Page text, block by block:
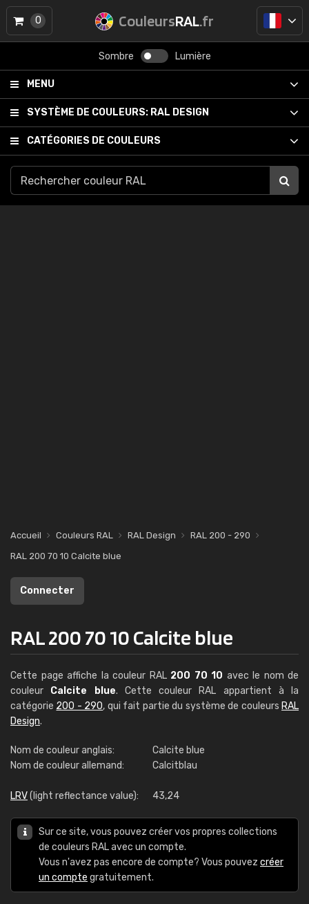
CouleursRAL.fr
Sombre Lumière
MENU
SYSTÈME DE COULEURS: RAL DESIGN
CATÉGORIES DE COULEURS
0
Accueil Couleurs RAL RAL Design
RAL 200 - 290
RAL 200 70 10 Calcite blue
Connecter
RAL 200 70 10 Calcite blue
Cette page affiche la couleur RAL 200 70 10 avec le nom de
couleur Calcite blue. Cette couleur RAL appartient à la
catégorie 200 - 290, qui fait partie du système de couleurs RAL
Design.
Nom de couleur anglais:
Calcite blue
Nom de couleur allemand:
Calcitblau
LRV(light reflectance value): 43,24
Sur ce site, vous pouvez créer vos propres collections
de couleurs RAL avec un compte.
Vous n'avez pas encore de compte? Vous pouvez créer
un compte gratuitement.